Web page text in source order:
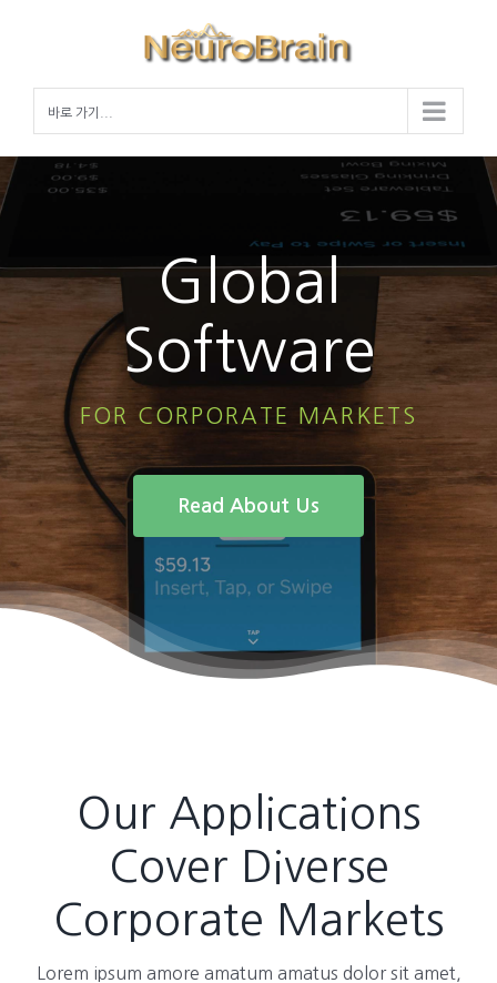
바로 가기...
Global
Software
FOR CORPORATE MARKETS
Read About Us
Our Applications
Cover Diverse
Corporate Markets
Lorem ipsum amore amatum amatus dolor sit amet,